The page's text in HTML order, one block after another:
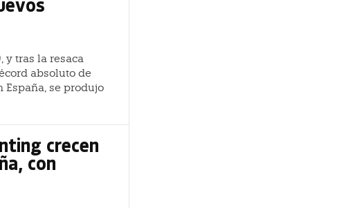
y tras la resaca
absoluto de
se produjo
crecen
con